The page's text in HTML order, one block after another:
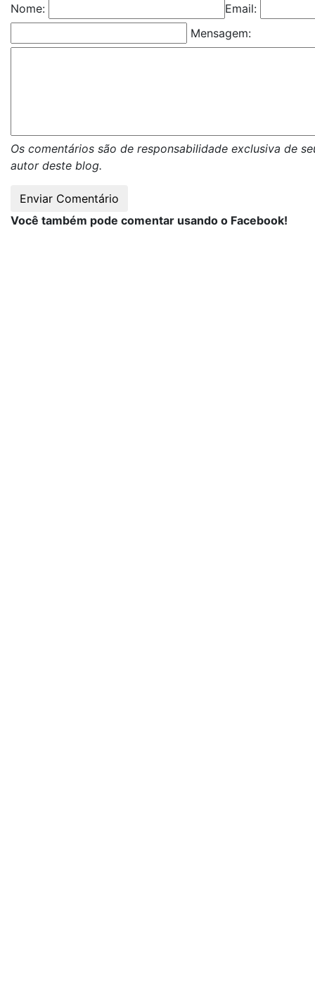
Nome:
Email:
Mensagem:
Os comentários são de responsabilidade exclusiva de
autor deste blog.
Você também pode comentar usando o Facebook!